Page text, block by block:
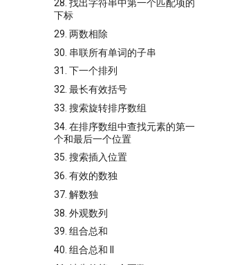
28. 找出字符串中第一个匹配项的
下标
29. 两数相除
30. 串联所有单词的子串
31. 下一个排列
32. 最长有效括号
33. 搜索旋转排序数组
34. 在排序数组中查找元素的第一
个和最后一个位置
35. 搜索插入位置
36. 有效的数独
37. 解数独
38. 外观数列
39. 组合总和
40. 组合总和 II